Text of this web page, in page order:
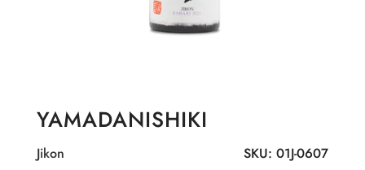
YAMADANISHIKI
SKU: 01J-0607
Jikon